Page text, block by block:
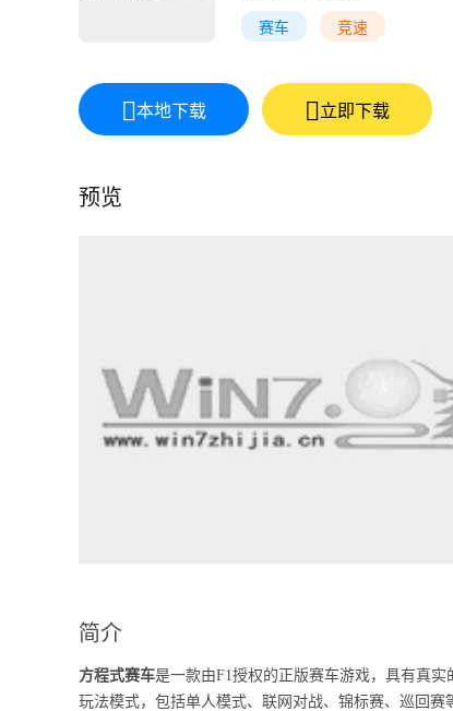
赛车 竞速
本地下载 立即下载
预览
简介
方程式赛车是一款由F1授权的正版赛车游戏，具有真
玩法模式，包括单人模式、联网对战、锦标赛、巡回